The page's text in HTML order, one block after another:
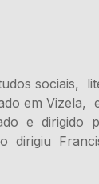
sociais,
em Vizela,
e dirigido
dirigiu